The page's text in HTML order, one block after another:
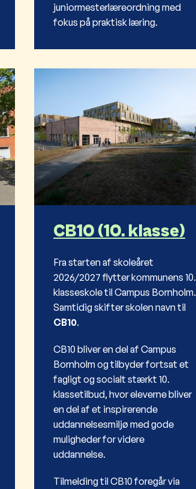
juniormesterlæreordning med
fokus på praktisk læring.
CB10 (10. klasse)
Fra starten af skoleåret
2026/2027 flytter kommunens 10.
klasseskole til Campus Bornholm.
Samtidig skifter skolen navn til
CB10.
CB10 bliver en del af Campus
Bornholm og tilbyder fortsat et
fagligt og socialt stærkt 10.
klassetilbud, hvor eleverne bliver
en del af et inspirerende
uddannelsesmiljø med gode
muligheder for videre
uddannelse.
Tilmelding til CB10 foregår via